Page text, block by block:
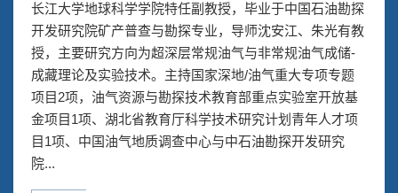
长江大学地球科学学院特任副教授，毕业于中国石油勘探
开发研究院矿产普查与勘探专业，导师沈安江、朱光有教
授，主要研究方向为超深层常规油气与非常规油气成储-
成藏理论及实验技术。主持国家深地/油气重大专项专题
项目2项，油气资源与勘探技术教育部重点实验室开放基
金项目1项、湖北省教育厅科学技术研究计划青年人才项
目1项、中国油气地质调查中心与中石油勘探开发研究
院...